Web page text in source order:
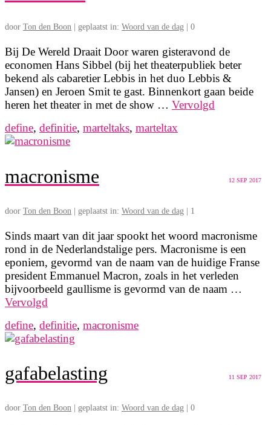
door Ton den Boon geplaatst in: Woord van de dag 0
Bij De Wereld Draait Door waren gisteravond de
economen Hans Sibbel (bij het theaterpubliek beter
bekend als cabaretier Lebbis in het duo Lebbis &
Jansen) en Jeroen Smit te gast. Binnenkort gaan beide
heren het theater in met de show … Vervolgd
define, definitie, marteltaks, marteltax
12 SEP 2017
macronisme
door Ton den Boon | geplaatst in: Woord van de dag | 1
Sinds maart van dit jaar spookt het woord macronisme
rond in de Nederlandstalige pers. Macronisme is een
eponiem, gevormd van de naam van de huidige Franse
president Emmanuel Macron, zoals in het verleden
bijvoorbeeld gaullisme is gevormd van de naam …
Vervolgd
define, definitie, macronisme
11 SEP 2017
gafabelasting
door Ton den Boon | geplaatst in: Woord van de dag | 0